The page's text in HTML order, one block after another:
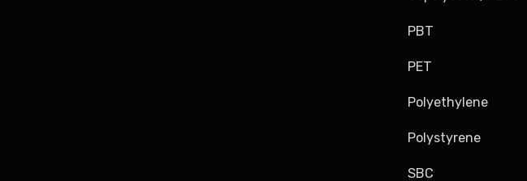
PBT
PET
Polyethylene
Polystyrene
SBC